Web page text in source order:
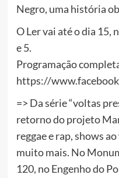
Negro, uma história
O Ler vai até o dia 15,
e 5.
Programação
https://
=> Da série “voltas
retorno do projeto
reggae e rap, shows
muito mais. No
120, no Engenho do